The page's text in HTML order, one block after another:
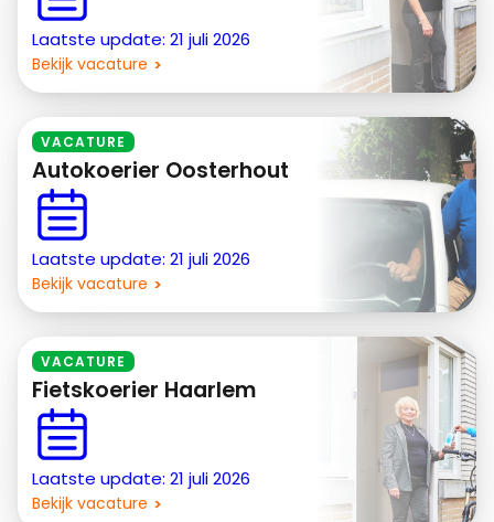
Laatste update: 21 juli 2026
Bekijk vacature
VACATURE
Autokoerier Oosterhout
Laatste update: 21 juli 2026
Bekijk vacature
VACATURE
Fietskoerier Haarlem
Laatste update: 21 juli 2026
Bekijk vacature